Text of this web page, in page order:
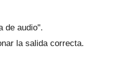
de audio".
la salida correcta.